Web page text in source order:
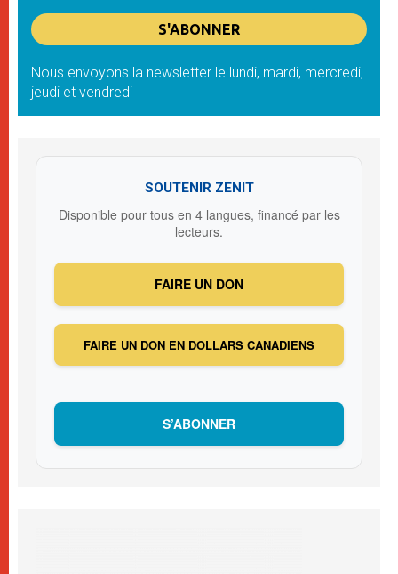
Nous envoyons la newsletter le lundi, mardi, mercredi,
jeudi et vendredi
SOUTENIR ZENIT
Disponible pour tous en 4 langues, financé par les
lecteurs.
FAIRE UN DON
FAIRE UN DON EN DOLLARS CANADIENS
S’ABONNER